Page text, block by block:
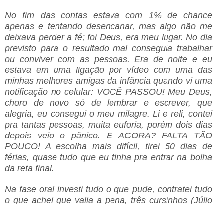
No fim das contas estava com 1% de chance
apenas e tentando desencanar, mas algo não me
deixava perder a fé; foi Deus, era meu lugar. No dia
previsto para o resultado mal conseguia trabalhar
ou conviver com as pessoas. Era de noite e eu
estava em uma ligação por vídeo com uma das
minhas melhores amigas da infância quando vi uma
notificação no celular: VOCÊ PASSOU! Meu Deus,
choro de novo só de lembrar e escrever, que
alegria, eu consegui o meu milagre. Li e reli, contei
pra tantas pessoas, muita euforia, porém dois dias
depois veio o pânico. E AGORA? FALTA TÃO
POUCO! A escolha mais difícil, tirei 50 dias de
férias, quase tudo que eu tinha pra entrar na bolha
da reta final.
Na fase oral investi tudo o que pude, contratei tudo
o que achei que valia a pena, três cursinhos (Júlio